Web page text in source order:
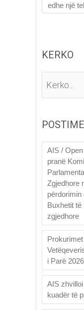
edhe një
KERKO
AIS /
pranë
Zgjedhore
përdorimin
Buxhetit të
zgjedhore
i Parë 2026
AIS
kuadër të